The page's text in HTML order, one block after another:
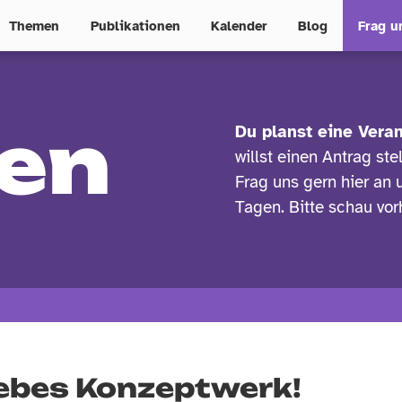
Themen Publikationen Kalender Blog Frag
Du planst eine
willst einen Antrag
Frag uns gern hier an
Tagen. Bitte schau
Konzeptwerk!